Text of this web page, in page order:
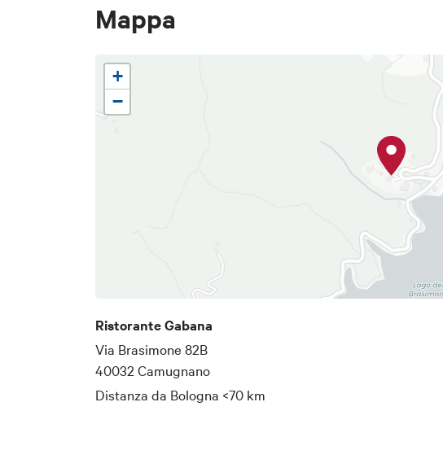
Mappa
+
−
Ristorante Gabana
Via Brasimone 82B
40032 Camugnano
Distanza da Bologna <70 km